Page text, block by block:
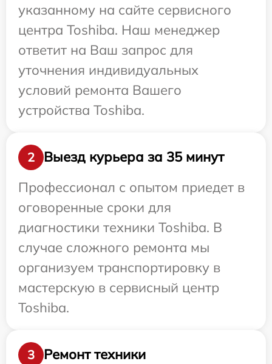
указанному на сайте сервисного
центра Toshiba. Наш менеджер
ответит на Ваш запрос для
уточнения индивидуальных
условий ремонта Вашего
устройства Toshiba.
2
Выезд курьера за 35 минут
Профессионал с опытом приедет в
оговоренные сроки для
диагностики техники Toshiba. В
случае сложного ремонта мы
организуем транспортировку в
мастерскую в сервисный центр
Toshiba.
3
Ремонт техники